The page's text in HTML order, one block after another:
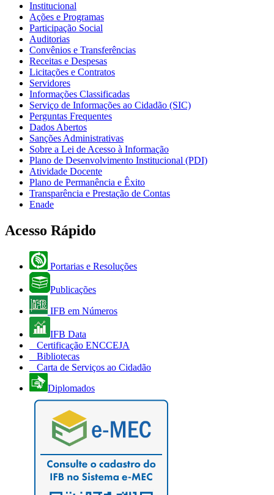
Institucional
Ações e Programas
Participação Social
Auditorias
Convênios e Transferências
Receitas e Despesas
Licitações e Contratos
Servidores
Informações Classificadas
Serviço de Informações ao Cidadão (SIC)
Perguntas Frequentes
Dados Abertos
Sanções Administrativas
Sobre a Lei de Acesso à Informação
Plano de Desenvolvimento Institucional (PDI)
Atividade Docente
Plano de Permanência e Êxito
Transparência e Prestação de Contas
Enade
Acesso Rápido
Portarias e Resoluções
Publicações
IFB em Números
IFB Data
Certificação ENCCEJA
Bibliotecas
Carta de Serviços ao Cidadão
Diplomados